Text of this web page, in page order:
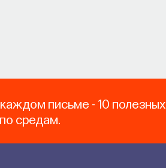
письме - 10 полезных
средам.